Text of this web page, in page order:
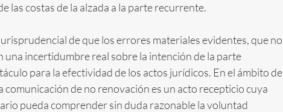
las costas de la alzada a la parte recurrente.
de que los errores materiales evidentes, que no
una incertidumbre real sobre la intención de la parte
para la efectividad de los actos jurídicos. En el ámbito de
de no renovación es un acto recepticio cuya
pueda comprender sin duda razonable la voluntad